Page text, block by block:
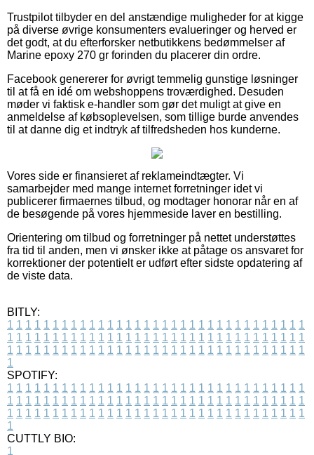
Trustpilot tilbyder en del anstændige muligheder for at kigge
på diverse øvrige konsumenters evalueringer og herved er
det godt, at du efterforsker netbutikkens bedømmelser af
Marine epoxy 270 gr forinden du placerer din ordre.
Facebook genererer for øvrigt temmelig gunstige løsninger
til at få en idé om webshoppens troværdighed. Desuden
møder vi faktisk e-handler som gør det muligt at give en
anmeldelse af købsoplevelsen, som tillige burde anvendes
til at danne dig et indtryk af tilfredsheden hos kunderne.
Vores side er finansieret af reklameindtægter. Vi
samarbejder med mange internet forretninger idet vi
publicerer firmaernes tilbud, og modtager honorar når en af
de besøgende på vores hjemmeside laver en bestilling.
Orientering om tilbud og forretninger på nettet understøttes
fra tid til anden, men vi ønsker ikke at påtage os ansvaret for
korrektioner der potentielt er udført efter sidste opdatering af
de viste data.
BITLY:
1 1 1 1 1 1 1 1 1 1 1 1 1 1 1 1 1 1 1 1 1 1 1 1 1 1 1 1 1 1 1 1 1
1 1 1 1 1 1 1 1 1 1 1 1 1 1 1 1 1 1 1 1 1 1 1 1 1 1 1 1 1 1 1 1 1
1 1 1 1 1 1 1 1 1 1 1 1 1 1 1 1 1 1 1 1 1 1 1 1 1 1 1 1 1 1 1 1 1
1
SPOTIFY:
1 1 1 1 1 1 1 1 1 1 1 1 1 1 1 1 1 1 1 1 1 1 1 1 1 1 1 1 1 1 1 1 1
1 1 1 1 1 1 1 1 1 1 1 1 1 1 1 1 1 1 1 1 1 1 1 1 1 1 1 1 1 1 1 1 1
1 1 1 1 1 1 1 1 1 1 1 1 1 1 1 1 1 1 1 1 1 1 1 1 1 1 1 1 1 1 1 1 1
1
CUTTLY BIO:
1